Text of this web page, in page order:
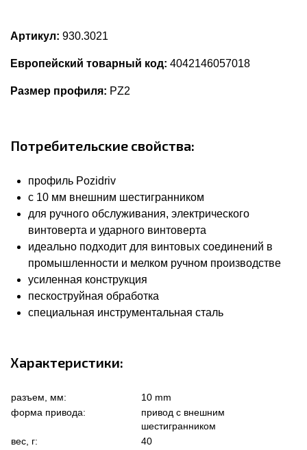
Артикул: 930.3021
Европейский товарный код: 4042146057018
Размер профиля: PZ2
Потребительские свойства:
профиль Pozidriv
с 10 мм внешним шестигранником
для ручного обслуживания, электрического
винтоверта и ударного винтоверта
идеально подходит для винтовых соединений в
промышленности и мелком ручном производстве
усиленная конструкция
пескоструйная обработка
специальная инструментальная сталь
Характеристики:
разъем, мм:
10 mm
форма привода:
привод с внешним
шестигранником
вес, г:
40